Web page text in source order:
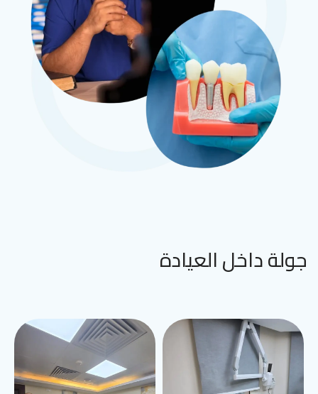
جولة داخل العيادة